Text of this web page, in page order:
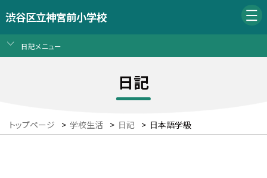
渋谷区立神宮前小学校
日記メニュー
日記
トップページ > 学校生活 > 日記 > 日本語学級